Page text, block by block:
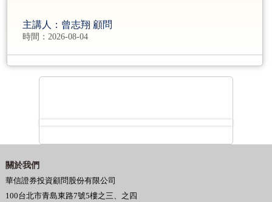
主講人：曾志翔 顧問
時間：2026-08-04
關於我們
華信證券投資顧問股份有限公司
100台北市青島東路7號5樓之三、之四